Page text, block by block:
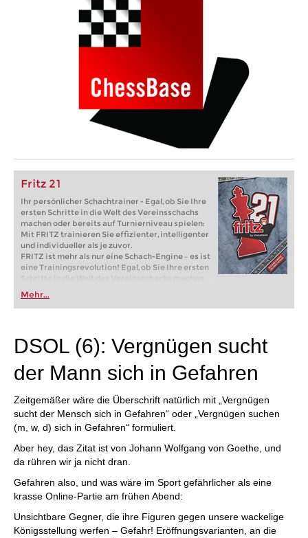
Fritz 21
Ihr persönlicher Schachtrainer - Egal, ob Sie Ihre
ersten Schritte in die Welt des Vereinsschachs
machen oder bereits auf Turnierniveau spielen:
Mit FRITZ trainieren Sie effizienter, intelligenter
und individueller als je zuvor.
FRITZ ist mehr als nur eine Schach-Engine – es ist
eine Trainingsrevolution! Egal, ob Sie Ihre ersten
Schritte in die Welt des Vereinsschachs machen
oder bereits auf Turnierniveau spielen: Mit
FRITZ trainieren Sie effizienter, intelligenter und
individueller als je zuvor.
Mehr...
DSOL (6): Vergnügen sucht
der Mann sich in Gefahren
Zeitgemäßer wäre die Überschrift natürlich mit „Vergnügen
sucht der Mensch sich in Gefahren“ oder „Vergnügen suchen
(m, w, d) sich in Gefahren“ formuliert.
Aber hey, das Zitat ist von Johann Wolfgang von Goethe, und
da rühren wir ja nicht dran.
Gefahren also, und was wäre im Sport gefährlicher als eine
krasse Online-Partie am frühen Abend:
Unsichtbare Gegner, die ihre Figuren gegen unsere wackelige
Königsstellung werfen – Gefahr! Eröffnungsvarianten, an die